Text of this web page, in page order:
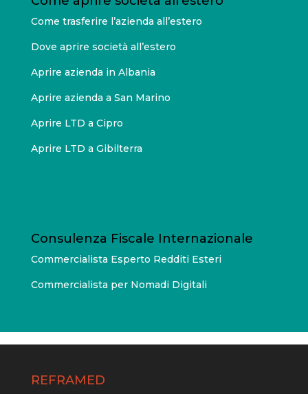
Come trasferire l’azienda all’estero
Dove aprire società all’estero
Aprire azienda in Albania
Aprire azienda a San Marino
Aprire LTD a Cipro
Aprire LTD a Gibilterra
Consulenza Fiscale Internazionale
Commercialista Esperto Redditi Esteri
Commercialista per Nomadi Digitali
REFRAMED